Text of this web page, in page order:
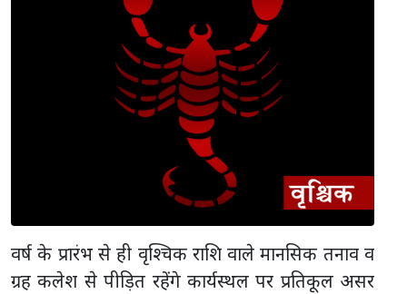
वर्ष के प्रारंभ से ही वृश्चिक राशि वाले मानसिक तनाव व
ग्रह कलेश से पीड़ित रहेंगे कार्यस्थल पर प्रतिकूल असर